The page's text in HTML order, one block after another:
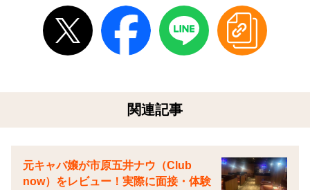
関連記事
元キャバ嬢が市原五井ナウ（Club
now）をレビュー！実際に面接・体験